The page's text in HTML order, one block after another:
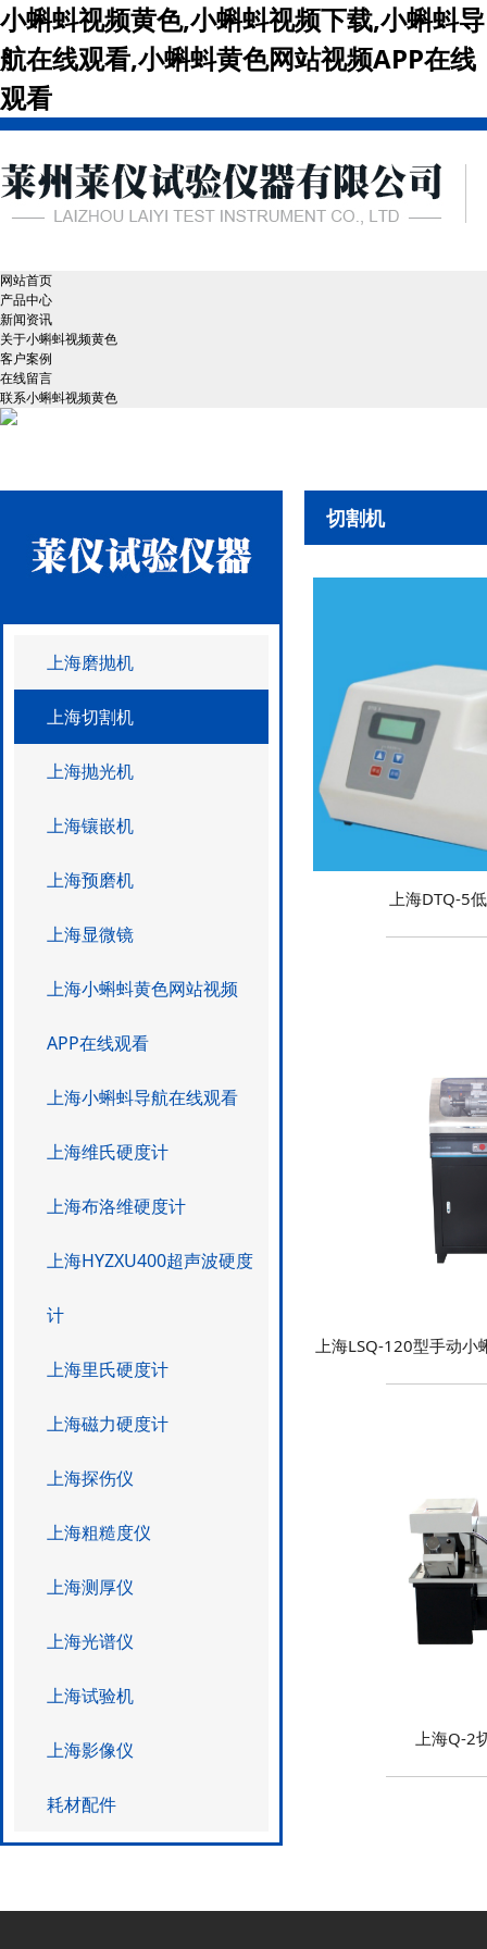
小蝌蚪视频黄色,小蝌蚪视频下载,小蝌蚪导
航在线观看,小蝌蚪黄色网站视频APP在线
观看
网站首页
产品中心
新闻资讯
关于小蝌蚪视频黄色
客户案例
在线留言
联系小蝌蚪视频黄色
上海磨抛机
上海切割机
上海抛光机
上海镶嵌机
上海预磨机
上海显微镜
上海小蝌蚪黄色网站视频
APP在线观看
上海小蝌蚪导航在线观看
上海维氏硬度计
上海布洛维硬度计
上海HYZXU400超声波硬度
计
上海里氏硬度计
上海磁力硬度计
上海探伤仪
上海粗糙度仪
上海测厚仪
上海光谱仪
上海试验机
上海影像仪
耗材配件
切割机
上海DTQ-5
上海LSQ-120型手动小
上海Q-2